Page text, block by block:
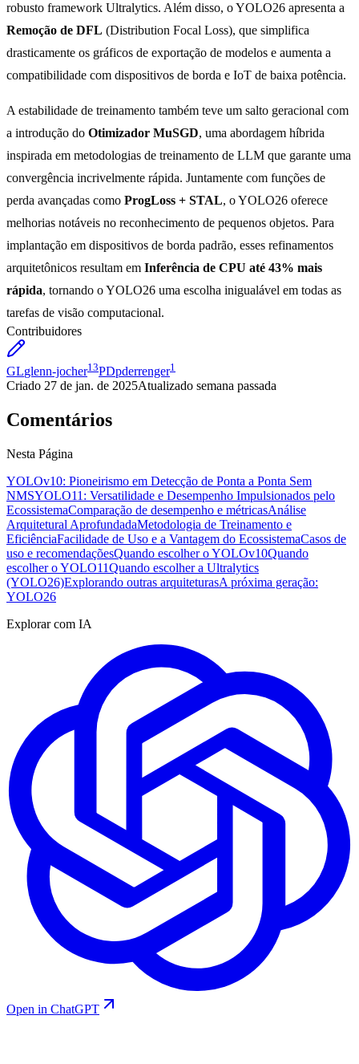
robusto framework Ultralytics. Além disso, o YOLO26 apresenta a
Remoção de DFL (Distribution Focal Loss), que simplifica
drasticamente os gráficos de exportação de modelos e aumenta a
compatibilidade com dispositivos de borda e IoT de baixa potência.
A estabilidade de treinamento também teve um salto geracional com
a introdução do Otimizador MuSGD, uma abordagem híbrida
inspirada em metodologias de treinamento de LLM que garante uma
convergência incrivelmente rápida. Juntamente com funções de
perda avançadas como ProgLoss + STAL, o YOLO26 oferece
melhorias notáveis no reconhecimento de pequenos objetos. Para
implantação em dispositivos de borda padrão, esses refinamentos
arquitetônicos resultam em Inferência de CPU até 43% mais
rápida, tornando o YOLO26 uma escolha inigualável em todas as
tarefas de visão computacional.
Contribuidores
GLglenn-jocher13PDpderrenger1
Criado 27 de jan. de 2025Atualizado semana passada
Comentários
Nesta Página
YOLOv10: Pioneirismo em Detecção de Ponta a Ponta Sem
NMSYOLO11: Versatilidade e Desempenho Impulsionados pelo
EcossistemaComparação de desempenho e métricasAnálise
Arquitetural AprofundadaMetodologia de Treinamento e
EficiênciaFacilidade de Uso e a Vantagem do EcossistemaCasos de
uso e recomendaçõesQuando escolher o YOLOv10Quando
escolher o YOLO11Quando escolher a Ultralytics
(YOLO26)Explorando outras arquiteturasA próxima geração:
YOLO26
Explorar com IA
Open in ChatGPT